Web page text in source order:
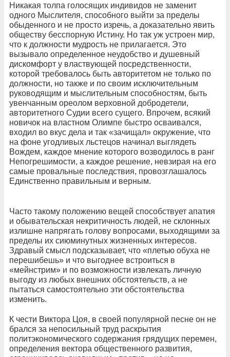
Никакая толпа голосящих индивидов не заменит
одного Мыслителя, способного выйти за пределы
обыденного и не просто изречь, а доказательно явить
обществу бесспорную Истину. Но так уж устроен мир,
что к должности мудрость не прилагается. Это
вызывало определенное неудобство и душевный
дискомфорт у властвующей посредственности,
которой требовалось быть авторитетом не только по
должности, но также и по своим исключительным
руководящим и мыслительным способностям, быть
увенчанным ореолом верховной добродетели,
авторитетного Судии всего сущего. Впрочем, всякий
новичок на властном Олимпе быстро осваивался,
входил во вкус дела и так «зачищал» окружение, что
на фоне угодливых льстецов начинал выглядеть
Вождем, каждое мнение которого возводилось в ранг
Непогрешимости, а каждое решение, невзирая на его
самые провальные последствия, провозглашалось
Единственно правильным и верным.
Часто такому положению вещей способствует апатия
и обывательская некритичность людей, не склонных
излишне напрягать голову вопросами, выходящими за
пределы их сиюминутных жизненных интересов.
Здравый смысл подсказывает, что «плетью обуха не
перешибешь» и что выгоднее встроиться в
«мейнстрим» и по возможности извлекать личную
выгоду из любых внешних обстоятельств, а не
пытаться самостоятельно эти обстоятельства
изменить.
К чести Виктора Цоя, в своей популярной песне он не
брался за непосильный труд раскрытия
политэкономического содержания грядущих перемен,
определения вектора общественного развития,